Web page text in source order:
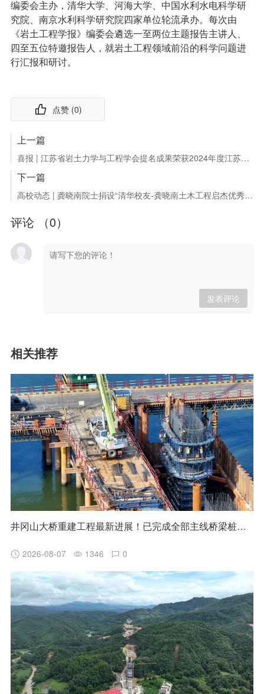
编委会主办，清华大学、河海大学、中国水利水电科学研
究院、南京水利科学研究院四家单位轮流承办。每次由
《岩土工程学报》编委会遴选一至两位主题报告主讲人、
四至五位特邀报告人，就岩土工程领域前沿的科学问题进
行汇报和研讨。
点赞 (0)
上一篇
喜报 | 江苏省岩土力学与工程学会提名成果荣获2024年度江苏省行业领域十大科技进展
下一篇
高校动态 | 龚晓南院士捐设“清华校友-龚晓南土木工程启杰优秀大学生奖”
评论 （0）
发表评论
相关推荐
井冈山大桥重建工程最新进展！已完成全部主线桥梁桩基施工
2026-08-07 1346 0